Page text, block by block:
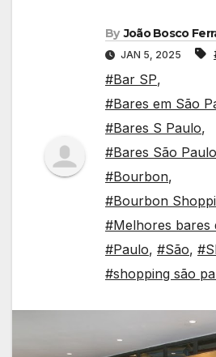
By João Bosco
JAN 5, 2025
#Bar SP,
#Bares em São
#Bares S Paulo,
#Bares São Paulo
#Bourbon,
#Bourbon
#Melhores bares
#Paulo, #São,
#shopping são